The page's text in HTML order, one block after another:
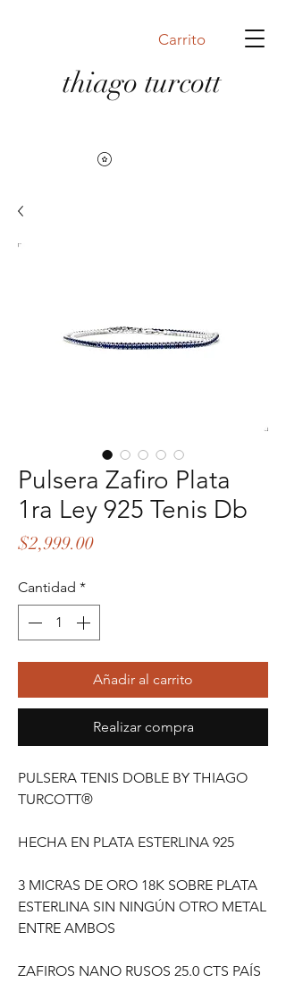
Carrito
thiago turcott
Pulsera Zafiro Plata
1ra Ley 925 Tenis Db
$2,999.00Precio
Cantidad *
Añadir al carrito
Realizar compra
PULSERA TENIS DOBLE BY THIAGO
TURCOTT®
HECHA EN PLATA ESTERLINA 925
3 MICRAS DE ORO 18K SOBRE PLATA
ESTERLINA SIN NINGÚN OTRO METAL
ENTRE AMBOS
ZAFIROS NANO RUSOS 25.0 CTS PAÍS